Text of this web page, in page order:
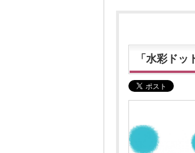
「水彩ド